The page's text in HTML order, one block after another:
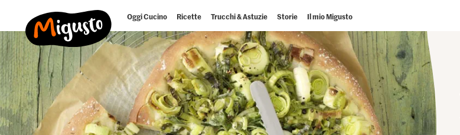
Oggi Cucino Ricette Trucchi & Astuzie Storie Il mio Migusto